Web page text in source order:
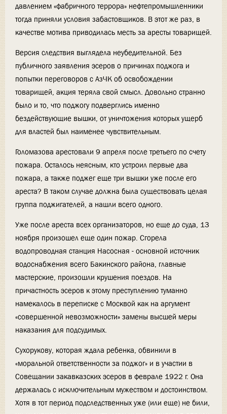
давлением «фабричного террора» нефтепромышленники
тогда приняли условия забастовщиков. В этот же раз, в
качестве мотива приводилась месть за аресты товарищей.
Версия следствия выглядела неубедительной. Без
публичного заявления эсеров о причинах поджога и
попытки переговоров с АзЧК об освобождении
товарищей, акция теряла свой смысл. Довольно странно
было и то, что поджогу подверглись именно
бездействующие вышки, от уничтожения которых ущерб
для властей был наименее чувствительным.
Голомазова арестовали 9 апреля после третьего по счету
пожара. Осталось неясным, кто устроил первые два
пожара, а также поджег еще три вышки уже после его
ареста? В таком случае должна была существовать целая
группа поджигателей, а нашли всего одного.
Уже после ареста всех организаторов, но еще до суда, 13
ноября произошел еще один пожар. Сгорела
водопроводная станция Насосная - основной источник
водоснабжения всего Бакинского района, главные
мастерские, произошли крушения поездов. На
причастность эсеров к этому преступлению туманно
намекалось в переписке с Москвой как на аргумент
«совершенной невозможности» замены высшей меры
наказания для подсудимых.
Сухорукову, которая ждала ребенка, обвинили в
«моральной ответственности за поджог» и в участии в
Совещании закавказских эсеров в феврале 1922 г. Она
держалась с исключительным мужеством и достоинством.
Хотя в тот период подследственных уже (или еще) не били,